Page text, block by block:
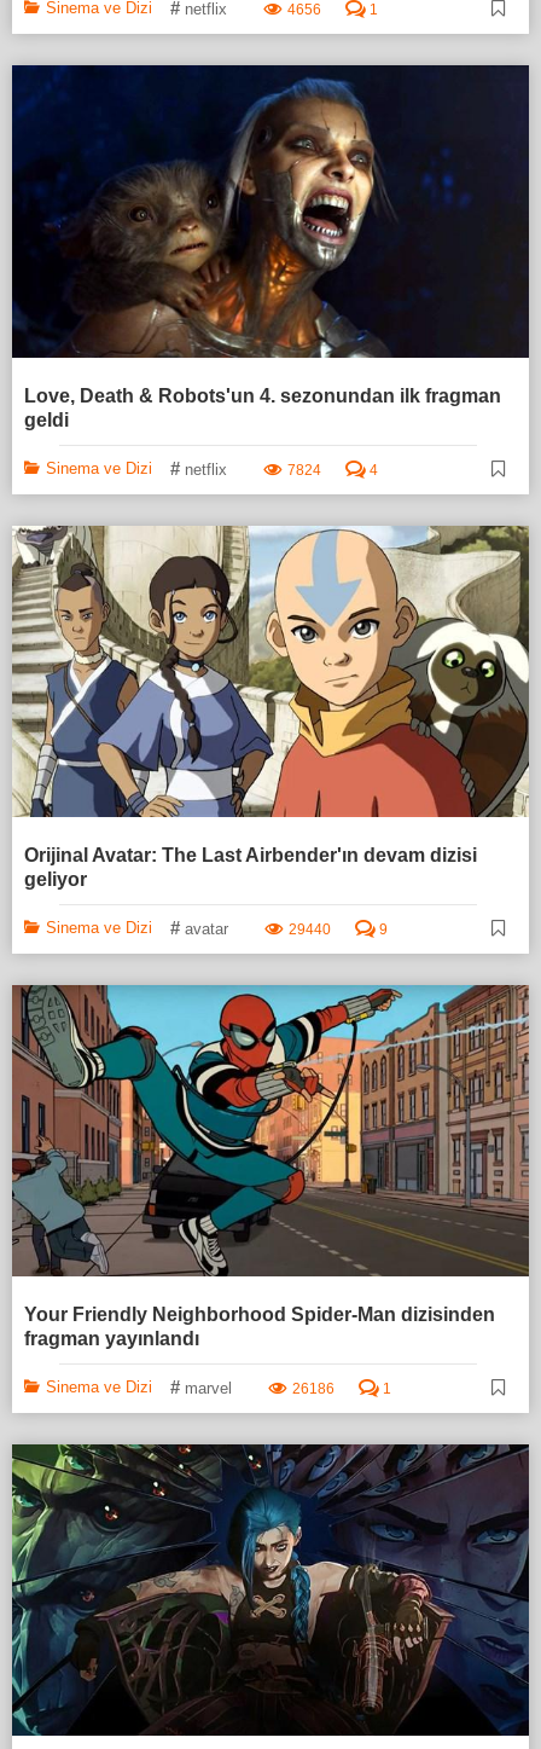
Sinema ve Dizi # netflix 4656 1
Love, Death & Robots'un 4. sezonundan ilk fragman
geldi
Sinema ve Dizi # netflix 7824 4
Orijinal Avatar: The Last Airbender'ın devam dizisi
geliyor
Sinema ve Dizi # avatar 29440 9
Your Friendly Neighborhood Spider-Man dizisinden
fragman yayınlandı
Sinema ve Dizi # marvel 26186 1